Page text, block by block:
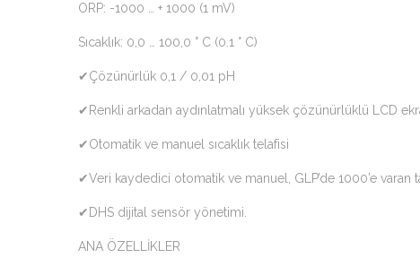
ORP: -1000 … + 1000 (1 mV)
Sıcaklık: 0,0 … 100,0 ° C (0.1 ° C)
✔Çözünürlük 0,1 / 0,01 pH
✔Renkli arkadan aydınlatmalı yüksek çözünürlüklü LCD
✔Otomatik ve manuel sıcaklık telafisi
✔Veri kaydedici otomatik ve manuel, GLP’de 1000’e varan
✔DHS dijital sensör yönetimi.
ANA ÖZELLİKLER